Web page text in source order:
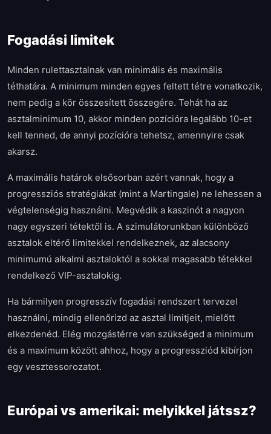
Fogadási limitek
Minden rulettasztalnak van minimális és maximális
téthatára. A minimum minden egyes feltett tétre vonatkozik,
nem pedig a kör összesített összegére. Tehát ha az
asztalminimum 10, akkor minden pozícióra legalább 10-et
kell tenned, de annyi pozícióra tehetsz, amennyire csak
akarsz.
A maximális határok elsősorban azért vannak, hogy a
progressziós stratégiákat (mint a Martingale) ne lehessen a
végtelenségig használni. Megvédik a kaszinót a nagyon
nagy egyszeri tétektől is. A szimulátorunkban különböző
asztalok eltérő limitekkel rendelkeznek, az alacsony
minimumú alkalmi asztaloktól a sokkal magasabb tétekkel
rendelkező VIP-asztalokig.
Ha bármilyen progresszív fogadási rendszert tervezel
használni, mindig ellenőrizd az asztal limitjeit, mielőtt
elkezdenéd. Elég mozgástérre van szükséged a minimum
és a maximum között ahhoz, hogy a progressziód kibírjon
egy vesztessorozatot.
Európai vs amerikai: melyikkel játssz?